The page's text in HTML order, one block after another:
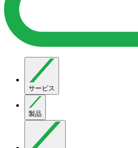
サービス
製品